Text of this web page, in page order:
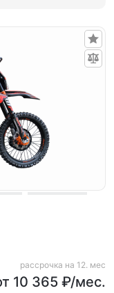
рассрочка на 12. мес
10 365 ₽/мес.